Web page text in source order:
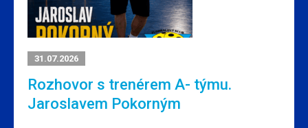
31.07.2026
Rozhovor s trenérem A- týmu.
Jaroslavem Pokorným